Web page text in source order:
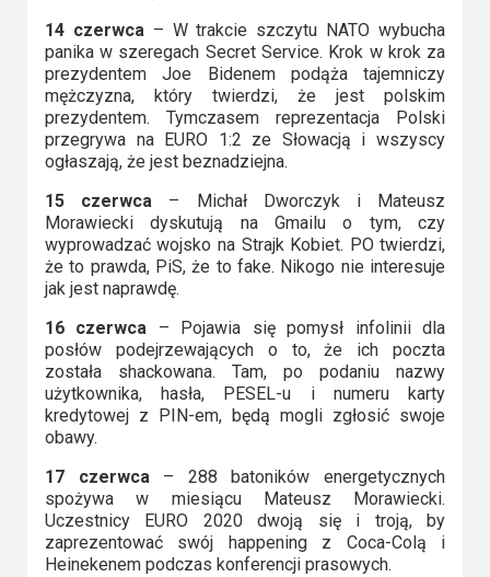
14 czerwca– W trakcie szczytu NATO wybucha
panika w szeregach Secret Service. Krok w krok za
prezydentem Joe Bidenem podąża tajemniczy
mężczyzna, który twierdzi, że jest polskim
prezydentem. Tymczasem reprezentacja Polski
przegrywa na EURO 1:2 ze Słowacją i wszyscy
ogłaszają, że jest beznadziejna.
15 czerwca – Michał Dworczyk i Mateusz
Morawiecki dyskutują na Gmailu o tym, czy
wyprowadzać wojsko na Strajk Kobiet. PO twierdzi,
że to prawda, PiS, że to fake. Nikogo nie interesuje
jak jest naprawdę.
16 czerwca – Pojawia się pomysł infolinii dla
posłów podejrzewających o to, że ich poczta
została shackowana. Tam, po podaniu nazwy
użytkownika, hasła, PESEL-u i numeru karty
kredytowej z PIN-em, będą mogli zgłosić swoje
obawy.
17 czerwca– 288 batoników energetycznych
spożywa w miesiącu Mateusz Morawiecki.
Uczestnicy EURO 2020 dwoją się i troją, by
zaprezentować swój happening z Coca-Colą i
Heinekenem podczas konferencji prasowych.